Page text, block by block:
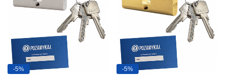
-5% -5%